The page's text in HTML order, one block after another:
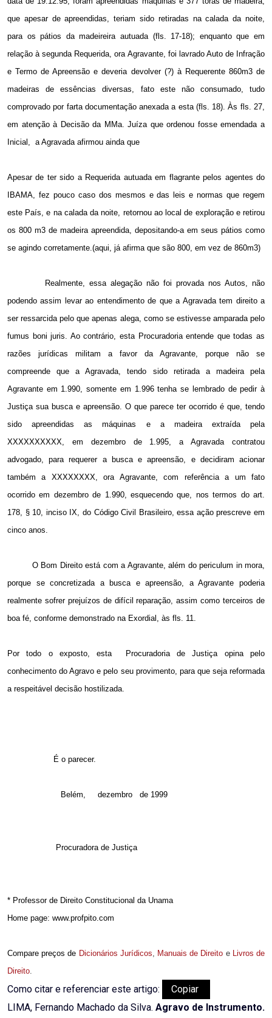
que apesar de apreendidas, teriam sido retiradas na calada da noite,
para os pátios da madeireira autuada (fls. 17-18); enquanto que em
relação à segunda Requerida, ora Agravante, foi lavrado Auto de Infração
e Termo de Apreensão e deveria devolver (?) à Requerente 860m3 de
madeiras de essências diversas, fato este não consumado, tudo
comprovado por farta documentação anexada a esta (fls. 18). Às fls. 27,
em atenção à Decisão da MMa. Juíza que ordenou fosse emendada a
Inicial, a Agravada afirmou ainda que
Apesar de ter sido a Requerida autuada em flagrante pelos agentes do
IBAMA, fez pouco caso dos mesmos e das leis e normas que regem
este País, e na calada da noite, retornou ao local de exploração e retirou
os 800 m3 de madeira apreendida, depositando-a em seus pátios como
se agindo corretamente.(aqui, já afirma que são 800, em vez de 860m3)
Realmente, essa alegação não foi provada nos Autos, não
podendo assim levar ao entendimento de que a Agravada tem direito a
ser ressarcida pelo que apenas alega, como se estivesse amparada pelo
fumus boni juris. Ao contrário, esta Procuradoria entende que todas as
razões jurídicas militam a favor da Agravante, porque não se
compreende que a Agravada, tendo sido retirada a madeira pela
Agravante em 1.990, somente em 1.996 tenha se lembrado de pedir à
Justiça sua busca e apreensão. O que parece ter ocorrido é que, tendo
sido apreendidas as máquinas e a madeira extraída pela
XXXXXXXXXX, em dezembro de 1.995, aAgravada contratou
advogado, para requerer a busca e apreensão, e decidiram acionar
também a XXXXXXXX, ora Agravante, com referência a um fato
ocorrido em dezembro de 1.990, esquecendo que, nos termos do art.
178, § 10, inciso IX, do Código Civil Brasileiro, essa ação prescreve em
cinco anos.
O Bom Direito está com a Agravante, além do periculum in mora,
porque se concretizada a busca e apreensão, a Agravante poderia
realmente sofrer prejuízos de difícil reparação, assim como terceiros de
boa fé, conforme demonstrado na Exordial, às fls. 11.
Por todo o exposto, esta
Procuradoria de Justiça opina pelo
conhecimento do Agravo e pelo seu provimento, para que seja reformada
a respeitável decisão hostilizada.
É o parecer.
Belém, dezembro de 1999
Procuradora de Justiça
* Professor de Direito Constitucional da Unama
Home page: www.profpito.com
Compare preços de Dicionários Jurídicos, Manuais de Direito e Livros de
Direito.
Como citar e referenciar este artigo:
Copiar
LIMA, Fernando Machado da Silva. Agravo de Instrumento.